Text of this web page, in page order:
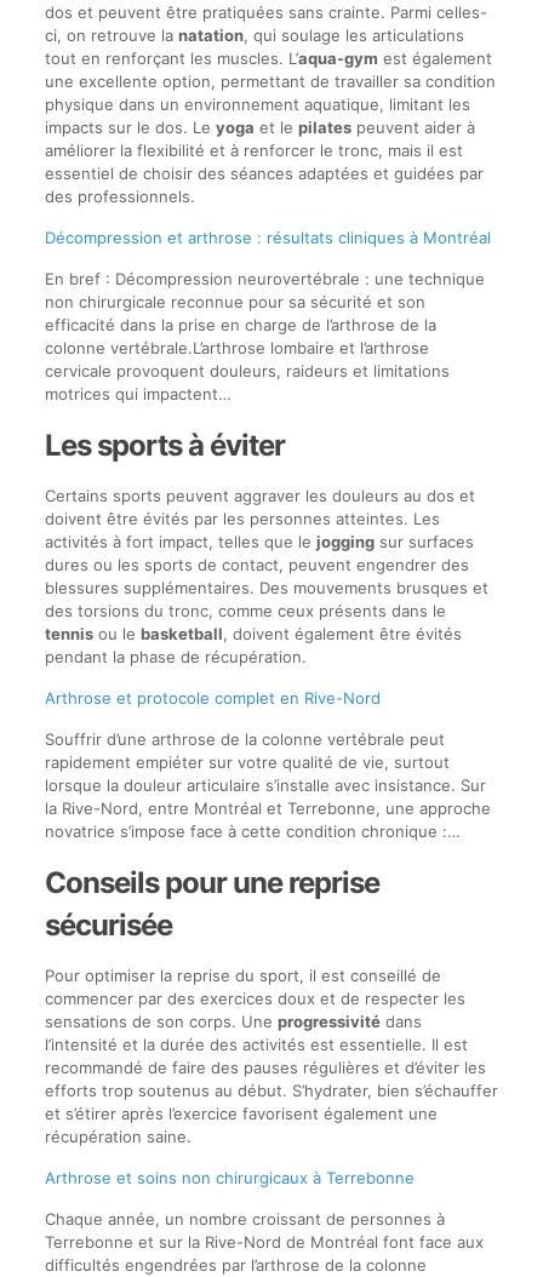
dos et peuvent être pratiquées sans crainte. Parmi celles-
ci, on retrouve la natation, qui soulage les articulations
tout en renforçant les muscles. L’aqua-gym est également
une excellente option, permettant de travailler sa condition
physique dans un environnement aquatique, limitant les
impacts sur le dos. Le yoga et le pilatespeuvent aider à
améliorer la flexibilité et à renforcer le tronc, mais il est
essentiel de choisir des séances adaptées et guidées par
des professionnels.
Décompression et arthrose : résultats cliniques à Montréal
En bref : Décompression neurovertébrale : une technique
non chirurgicale reconnue pour sa sécurité et son
efficacité dans la prise en charge de l’arthrose de la
colonne vertébrale.L’arthrose lombaire et l’arthrose
cervicale provoquent douleurs, raideurs et limitations
motrices qui impactent…
Les sports à éviter
Certains sports peuvent aggraver les douleurs au dos et
doivent être évités par les personnes atteintes. Les
activités à fort impact, telles que le joggingsur surfaces
dures ou les sports de contact, peuvent engendrer des
blessures supplémentaires. Des mouvements brusques et
des torsions du tronc, comme ceux présents dans le
tennisou le basketball, doivent également être évités
pendant la phase de récupération.
Arthrose et protocole complet en Rive-Nord
Souffrir d’une arthrose de la colonne vertébrale peut
rapidement empiéter sur votre qualité de vie, surtout
lorsque la douleur articulaire s’installe avec insistance. Sur
la Rive-Nord, entre Montréal et Terrebonne, une approche
novatrice s’impose face à cette condition chronique :…
Conseils pour une reprise
sécurisée
Pour optimiser la reprise du sport, il est conseillé de
commencer par des exercices doux et de respecter les
sensations de son corps. Une progressivitédans
l’intensité et la durée des activités est essentielle. Il est
recommandé de faire des pauses régulières et d’éviter les
efforts trop soutenus au début. S’hydrater, bien s’échauffer
et s’étirer après l’exercice favorisent également une
récupération saine.
Arthrose et soins non chirurgicaux à Terrebonne
Chaque année, un nombre croissant de personnes à
Terrebonne et sur la Rive-Nord de Montréal font face aux
difficultés engendrées par l’arthrose de la colonne